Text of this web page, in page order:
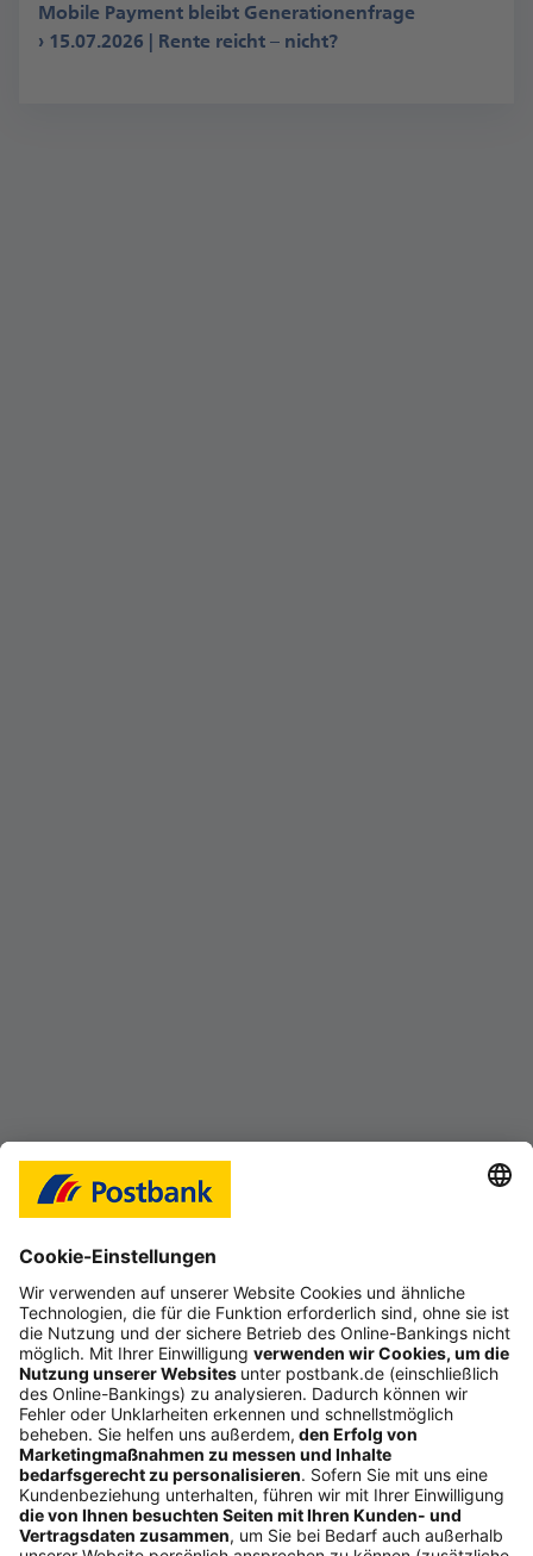
Mobile Payment bleibt Generationenfrage
15.07.2026 | Rente reicht – nicht?
Die Postbank hat sich verpflichtet, ihren Beitrag zu
einer lebenswerten Zukunft für die nachfolgenden
Generationen zu leisten.
Mehr erfahren
Folgen Sie uns